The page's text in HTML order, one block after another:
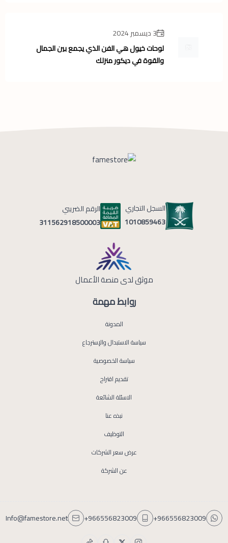
3 ديسمبر 2024
لوحات خيول هي الفن الذي يجمع بين الجمال
والقوة في ديكور منزلك
روابط مهمة
المدونة
سياسة الاستبدال والإسترجاع
سياسة الخصوصية
تقديم اقتراح
الاسئلة الشائعة
نبذه عنا
التوظيف
عرض سعر الشركات
عن الشركة
السجل التجاري
1010859463
الرقم الضريبي
311562918500003
موثق لدى منصة الأعمال
+966556823009
+966556823009
Info@famestore.net